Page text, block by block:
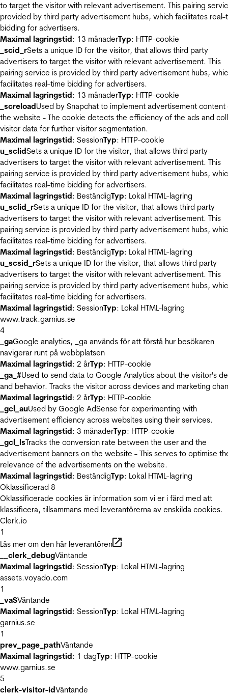
to target the visitor with relevant advertisement. This pairing
provided by third party advertisement hubs, which facilitates real-
bidding for advertisers.
Maximal lagringstid: 13 månaderTyp: HTTP-cookie
_scid_rSets a unique ID for the visitor, that allows third party
advertisers to target the visitor with relevant advertisement. This
pairing service is provided by third party advertisement hubs,
facilitates real-time bidding for advertisers.
Maximal lagringstid: 13 månaderTyp: HTTP-cookie
_screloadUsed by Snapchat to implement advertisement content
the website - The cookie detects the efficiency of the ads and
visitor data for further visitor segmentation.
Maximal lagringstid: SessionTyp: HTTP-cookie
u_sclidSets a unique ID for the visitor, that allows third party
advertisers to target the visitor with relevant advertisement. This
pairing service is provided by third party advertisement hubs,
facilitates real-time bidding for advertisers.
Maximal lagringstid: BeständigTyp: Lokal HTML-lagring
u_sclid_rSets a unique ID for the visitor, that allows third party
advertisers to target the visitor with relevant advertisement. This
pairing service is provided by third party advertisement hubs,
facilitates real-time bidding for advertisers.
Maximal lagringstid: BeständigTyp: Lokal HTML-lagring
u_scsid_rSets a unique ID for the visitor, that allows third party
advertisers to target the visitor with relevant advertisement. This
pairing service is provided by third party advertisement hubs,
facilitates real-time bidding for advertisers.
Maximal lagringstid: SessionTyp: Lokal HTML-lagring
www.track.garnius.se
4
_gaGoogle analytics, _ga används för att förstå hur besökaren
navigerar runt på webbplatsen
Maximal lagringstid: 2 årTyp: HTTP-cookie
_ga_#Used to send data to Google Analytics about the visitor's
and behavior. Tracks the visitor across devices and marketing
Maximal lagringstid: 2 årTyp: HTTP-cookie
_gcl_auUsed by Google AdSense for experimenting with
advertisement efficiency across websites using their services.
Maximal lagringstid: 3 månaderTyp: HTTP-cookie
_gcl_lsTracks the conversion rate between the user and the
advertisement banners on the website - This serves to optimise
relevance of the advertisements on the website.
Maximal lagringstid: BeständigTyp: Lokal HTML-lagring
Oklassificerad 8
Oklassificerade cookies är information som vi er i färd med att
klassificera, tillsammans med leverantörerna av enskilda cookies.
Clerk.io
1
Läs mer om den här leverantören
__clerk_debugVäntande
Maximal lagringstid: SessionTyp: Lokal HTML-lagring
assets.voyado.com
1
_vaSVäntande
Maximal lagringstid: SessionTyp: Lokal HTML-lagring
garnius.se
1
prev_page_pathVäntande
Maximal lagringstid: 1 dagTyp: HTTP-cookie
www.garnius.se
5
clerk-visitor-idVäntande